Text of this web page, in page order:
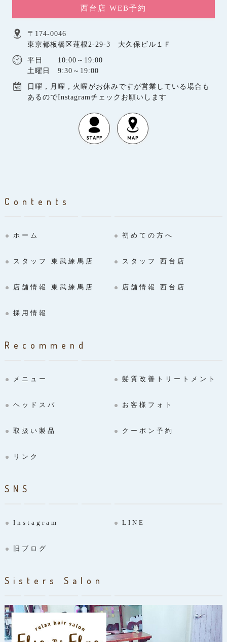
西台店 WEB予約
〒174-0046
東京都板橋区蓮根2-29-3 大久保ビル１Ｆ
平日 10:00～19:00
土曜日 9:30～19:00
日曜，月曜，火曜がお休みですが営業している場合も
あるのでInstagramチェックお願いします
Contents
ホーム 初めての方へ
スタッフ 東武練馬店 スタッフ 西台店
店舗情報 東武練馬店 店舗情報 西台店
採用情報
Recommend
メニュー 髪質改善トリートメント
ヘッドスパ お客様フォト
取扱い製品 クーポン予約
リンク
SNS
Instagram LINE
旧ブログ
Sisters Salon